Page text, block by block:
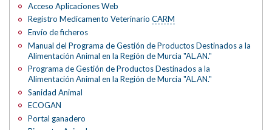
Acceso Aplicaciones Web
Registro Medicamento VeterinarioCARM
Envío de ficheros
Manual del Programa de Gestión de Productos Destinados a la
Alimentación Animal en la Región de Murcia "AL.AN."
Programa de Gestión de Productos Destinados a la
Alimentación Animal en la Región de Murcia "AL.AN."
Sanidad Animal
ECOGAN
Portal ganadero